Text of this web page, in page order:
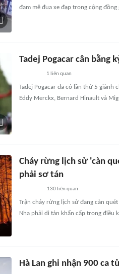
đam mê đua xe đạp trong cộng
Tadej Pogacar cân bằng
1 liên quan
Tadej Pogacar đã có lần thứ 5 giành
Eddy Merckx, Bernard Hinault và
Cháy rừng lịch sử 'càn
phải sơ tán
130liên quan
Trận cháy rừng lịch sử đang càn
Nha phải di tản khẩn cấp trong điều
Hà Lan ghi nhận 900 ca